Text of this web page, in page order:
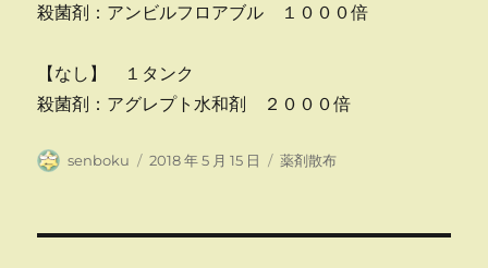
殺菌剤：アンビルフロアブル １０００倍
【なし】 １タンク
殺菌剤：アグレプト水和剤 ２０００倍
投
senboku
投
2018 年 5 月 15 日
カ
薬剤散布